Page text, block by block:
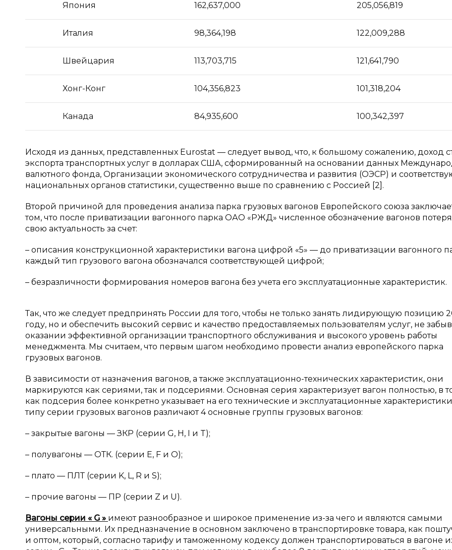
Япония 162,637,000 205,056,819
Италия 98,364,198 122,009,288
Швейцария 113,703,715 121,641,790
Хонг-Конг 104,356,823 101,318,204
Канада 84,935,600 100,342,397
Исходя из данных, представленных Eurostat — следует вывод, что, к большому сожалению, доход
экспорта транспортных услуг в долларах США, сформированный на основании данных
валютного фонда, Организации экономического сотрудничества и развития (ОЭСР) и
национальных органов статистики, существенно выше по сравнению с Россией [2].
Второй причиной для проведения анализа парка грузовых вагонов Европейского союза
том, что после приватизации вагонного парка ОАО «РЖД» численное обозначение вагонов
свою актуальность за счет:
– описания конструкционной характеристики вагона цифрой «5» — до приватизации вагонного
каждый тип грузового вагона обозначался соответствующей цифрой;
– безразличности формирования номеров вагона без учета его эксплуатационные характеристик.
Так, что же следует предпринять России для того, чтобы не только занять лидирующую позицию
году, но и обеспечить высокий сервис и качество предоставляемых пользователям услуг, не
оказании эффективной организации транспортного обслуживания и высокого уровень работы
менеджмента. Мы считаем, что первым шагом необходимо провести анализ европейского парка
грузовых вагонов.
В зависимости от назначения вагонов, а также эксплуатационно-технических характеристик, они
маркируются как сериями, так и подсериями. Основная серия характеризует вагон полностью, в
как подсерия более конкретно указывает на его технические и эксплуатационные
типу серии грузовых вагонов различают 4 основные группы грузовых вагонов:
– закрытые вагоны — ЗКР (серии G, H, I и T);
– полувагоны — ОТК. (серии E, F и O);
– плато — ПЛТ (серии K, L, R и S);
– прочие вагоны — ПР (серии Z и U).
Вагоны серии « G » имеют разнообразное и широкое применение из-за чего и являются самыми
универсальными. Их предназначение в основном заключено в транспортировке товара, как
и оптом, который, согласно тарифу и таможенному кодексу должен транспортироваться в вагоне